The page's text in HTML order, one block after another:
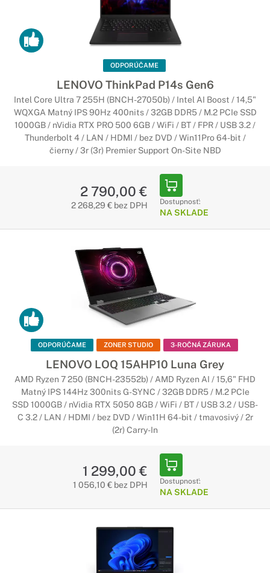
ODPORÚČAME
LENOVO ThinkPad P14s Gen6
Intel Core Ultra 7 255H (BNCH-27050b) / Intel AI Boost / 14,5"
WQXGA Matný IPS 90Hz 400nits / 32GB DDR5 / M.2 PCIe SSD
1000GB / nVidia RTX PRO 500 6GB / WiFi / BT / FPR / USB 3.2 /
Thunderbolt 4 / LAN / HDMI / bez DVD / Win11Pro 64-bit /
čierny / 3r (3r) Premier Support On-Site NBD
2 790,00 €
2 268,29 € bez DPH Dostupnosť:
NA SKLADE
ODPORÚČAME ZONER STUDIO 3-ROČNÁ ZÁRUKA
LENOVO LOQ 15AHP10 Luna Grey
AMD Ryzen 7 250 (BNCH-23552b) / AMD Ryzen AI / 15,6" FHD
Matný IPS 144Hz 300nits G-SYNC / 32GB DDR5 / M.2 PCIe
SSD 1000GB / nVidia RTX 5050 8GB / WiFi / BT / USB 3.2 / USB-
C 3.2 / LAN / HDMI / bez DVD / Win11H 64-bit / tmavosivý / 2r
(2r) Carry-In
1 299,00 €
1 056,10 € bez DPH Dostupnosť:
NA SKLADE